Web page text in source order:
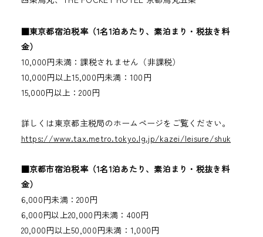
■東京都宿泊税率（1名1泊あたり、素泊まり・税抜き料
金）
10,000円未満：課税されません（非課税）
10,000円以上15,000円未満：100円
15,000円以上：200円
詳しくは東京都主税局のホームページをご覧ください。
https://www.tax.metro.tokyo.lg.jp/kazei/leisure/shuk
■京都市宿泊税率（1名1泊あたり、素泊まり・税抜き料
金）
6,000円未満：200円
6,000円以上20,000円未満：400円
20,000円以上50,000円未満：1,000円